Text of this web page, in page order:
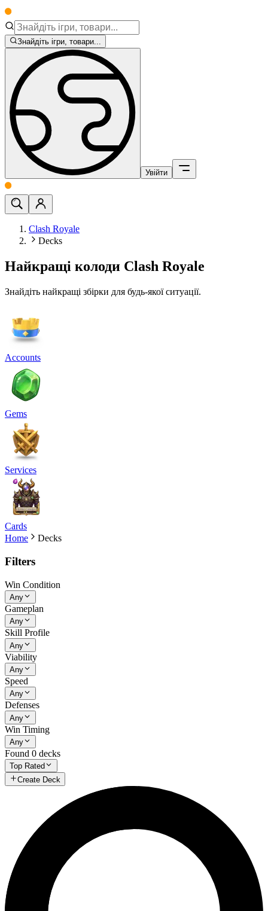
Знайдіть ігри, товари...
Увійти
Clash Royale
Decks
Найкращі колоди Clash Royale
Знайдіть найкращі збірки для будь-якої ситуації.
Accounts
Gems
Services
Cards
Home
Decks
Filters
Win Condition
Any
Gameplan
Any
Skill Profile
Any
Viability
Any
Speed
Any
Defenses
Any
Win Timing
Any
Found 0 decks
Top Rated
Create Deck